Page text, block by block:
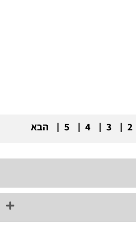
2
3
4
5 הבא